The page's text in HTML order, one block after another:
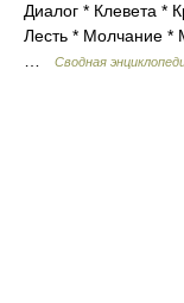
Диалог * Клевета *
Лесть * Молчание
Сводная